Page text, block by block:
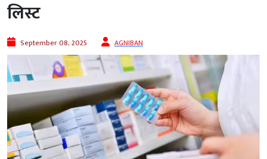
लिस्ट
September 08, 2025 AGNIBAN